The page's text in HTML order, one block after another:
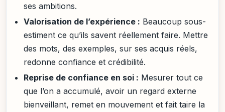
ses ambitions.
Valorisation de l’expérience : Beaucoup sous-
estiment ce qu’ils savent réellement faire. Mettre
des mots, des exemples, sur ses acquis réels,
redonne confiance et crédibilité.
Reprise de confiance en soi : Mesurer tout ce
que l’on a accumulé, avoir un regard externe
bienveillant, remet en mouvement et fait taire la